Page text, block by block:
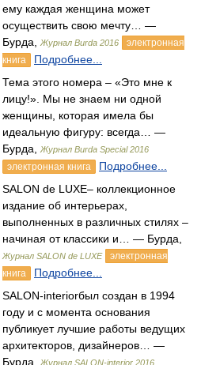
ему каждая женщина может
осуществить свою мечту… —
Бурда,
Журнал Burda 2016
электронная
книга
Подробнее...
Тема этого номера – «Это мне к
лицу!». Мы не знаем ни одной
женщины, которая имела бы
идеальную фигуру: всегда… —
Бурда,
Журнал Burda Special 2016
электронная книга
Подробнее...
SALON de LUXE– коллекционное
издание об интерьерах,
выполненных в различных стилях –
начиная от классики и… — Бурда,
Журнал SALON de LUXE
электронная
книга
Подробнее...
SALON-interiorбыл создан в 1994
году и с момента основания
публикует лучшие работы ведущих
архитекторов, дизайнеров… —
Бурда,
Журнал SALON-interior 2016